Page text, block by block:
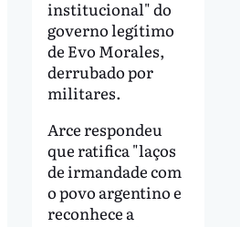
institucional" do
governo legítimo
de Evo Morales,
derrubado por
militares.
Arce respondeu
que ratifica "laços
de irmandade com
o povo argentino e
reconhece a